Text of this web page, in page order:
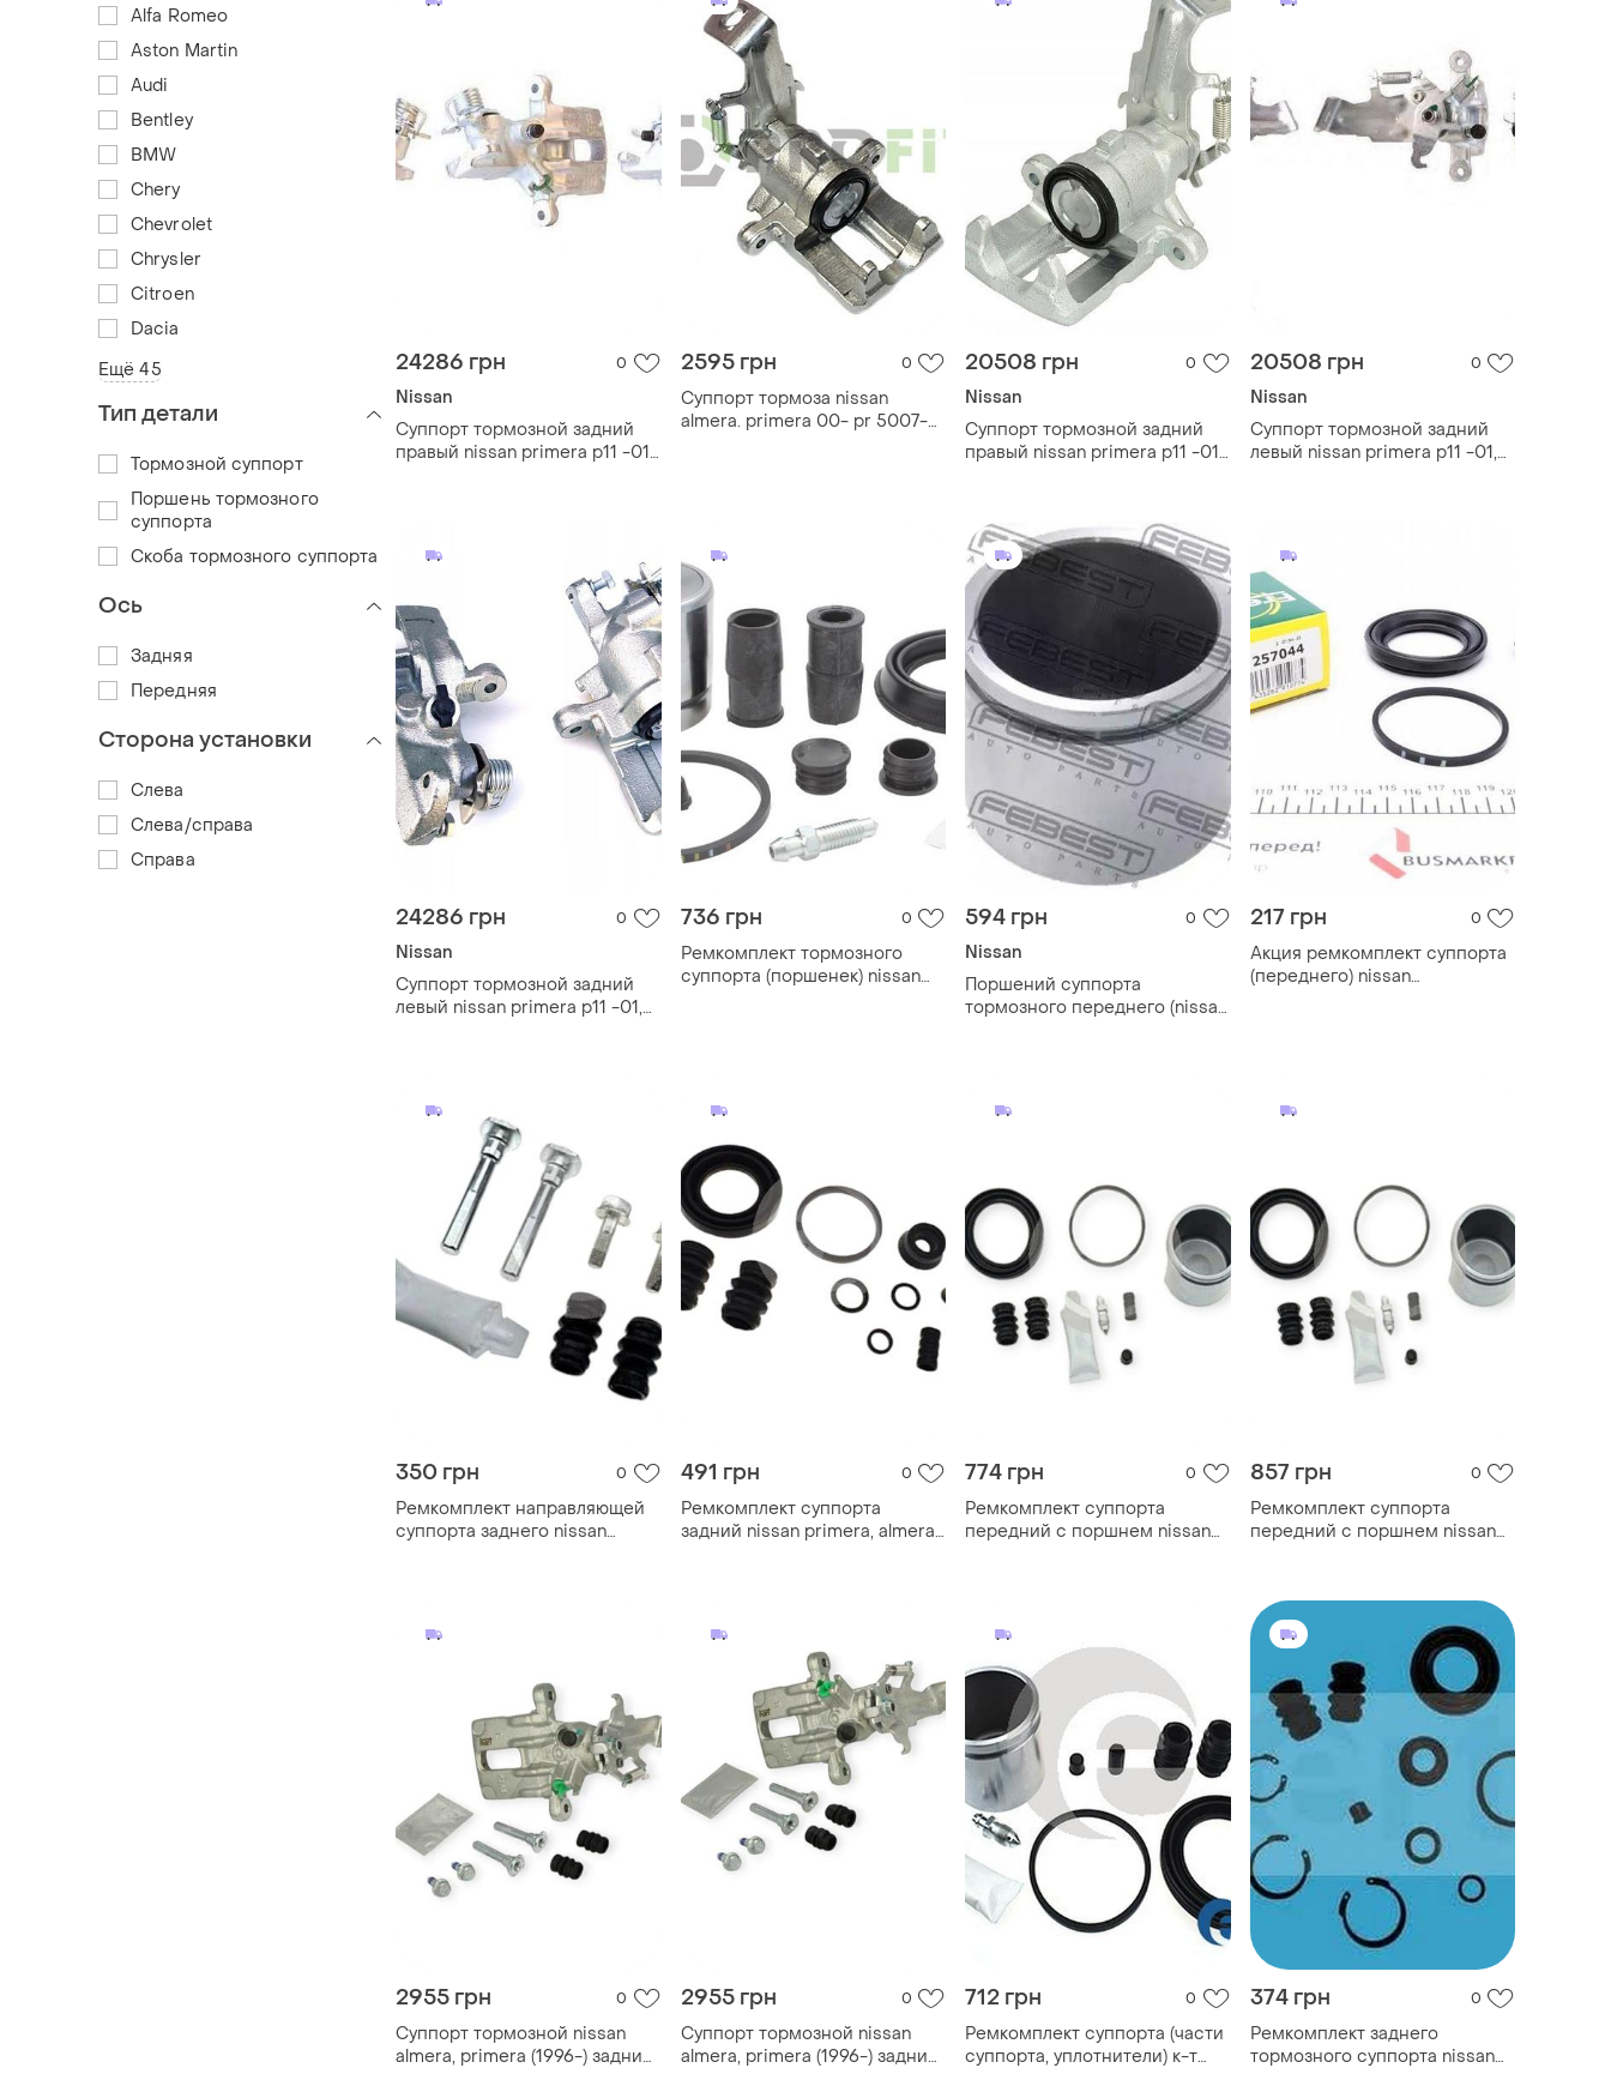
24286 грн 0
Nissan
Суппорт тормозной задний
правый nissan primera p11 -01,
2595 грн 0
Суппорт тормоза nissan
almera. primera 00- pr 5007-
20508 грн 0
Nissan
Суппорт тормозной задний
правый nissan primera p11 -01,
20508 грн 0
Nissan
Суппорт тормозной задний
левый nissan primera p11 -01,
24286 грн 0
Nissan
Суппорт тормозной задний
левый nissan primera p11 -01,
736 грн 0
Ремкомплект тормозного
суппорта (поршенек) nissan
594 грн 0
Nissan
Поршений суппорта
тормозного переднего (nissan
217 грн 0
Акция ремкомплект суппорта
(переднего) nissan
350 грн 0
Ремкомплект направляющей
суппорта заднего nissan
491 грн 0
Ремкомплект суппорта
задний nissan primera, almera
774 грн 0
Ремкомплект суппорта
передний с поршнем nissan
857 грн 0
Ремкомплект суппорта
передний с поршнем nissan
2955 грн 0
Суппорт тормозной nissan
almera, primera (1996-) задний
2955 грн 0
Суппорт тормозной nissan
almera, primera (1996-) задний
712 грн 0
Ремкомплект суппорта (части
суппорта, уплотнители) к-т
374 грн 0
Ремкомплект заднего
тормозного суппорта nissan
Alfa Romeo
Aston Martin
Audi
Bentley
BMW
Chery
Chevrolet
Chrysler
Citroen
Dacia
Ещё 45
Тип детали
Тормозной суппорт
Поршень тормозного
суппорта
Скоба тормозного суппорта
Ось
Задняя
Передняя
Сторона установки
Слева
Слева/справа
Справа